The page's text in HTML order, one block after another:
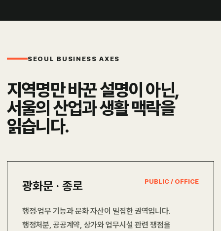
SEOUL BUSINESS AXES
지역명만 바꾼 설명이 아닌,
서울의 산업과 생활 맥락을
읽습니다.
광화문 · 종로 PUBLIC / OFFICE
행정·업무 기능과 문화 자산이 밀집한 권역입니다.
행정처분, 공공계약, 상가와 업무시설 관련 쟁점을